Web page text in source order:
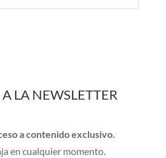
LA NEWSLETTER
a contenido exclusivo.
en cualquier momento.